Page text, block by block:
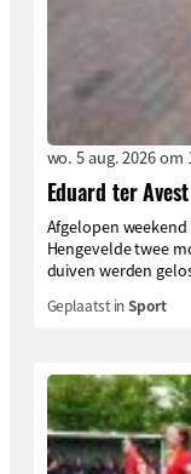
wo. 5 aug. 2026 om
Eduard ter
Afgelopen
Hengevelde twee
duiven werden
Geplaatst inSport